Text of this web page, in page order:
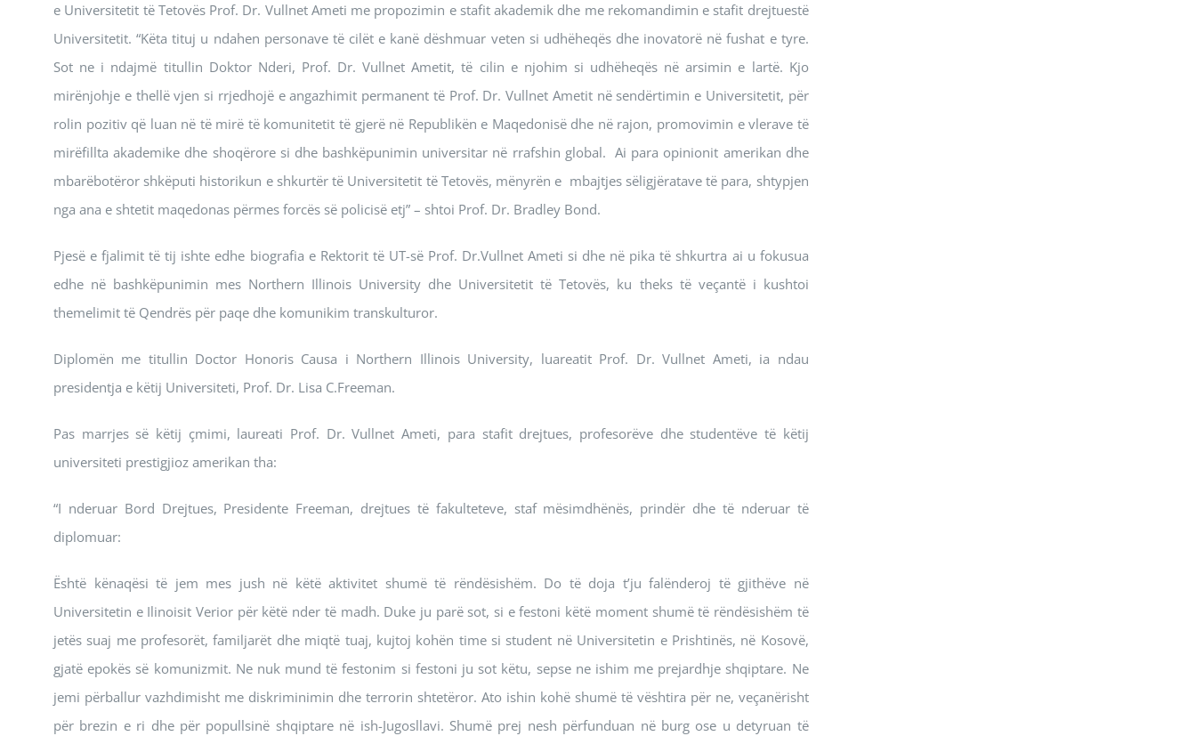
e Universitetit të Tetovës Prof. Dr. Vullnet Ameti me propozimin e stafit akademik dhe me rekomandimin e stafit drejtuestë
Universitetit. “Këta tituj u ndahen personave të cilët e kanë dëshmuar veten si udhëheqës dhe inovatorë në fushat e tyre.
Sot ne i ndajmë titullin Doktor Nderi, Prof. Dr. Vullnet Ametit, të cilin e njohim si udhëheqës në arsimin e lartë. Kjo
mirënjohje e thellë vjen si rrjedhojë e angazhimit permanent të Prof. Dr. Vullnet Ametit në sendërtimin e Universitetit, për
rolin pozitiv që luan në të mirë të komunitetit të gjerë në Republikën e Maqedonisë dhe në rajon, promovimin e vlerave të
mirëfillta akademike dhe shoqërore si dhe bashkëpunimin universitar në rrafshin global. Ai para opinionit amerikan dhe
mbarëbotëror shkëputi historikun e shkurtër të Universitetit të Tetovës, mënyrën e mbajtjes sëligjëratave të para, shtypjen
nga ana e shtetit maqedonas përmes forcës së policisë etj” – shtoi Prof. Dr. Bradley Bond.
Pjesë e fjalimit të tij ishte edhe biografia e Rektorit të UT-së Prof. Dr.Vullnet Ameti si dhe në pika të shkurtra ai u fokusua
edhe në bashkëpunimin mes Northern Illinois University dhe Universitetit të Tetovës, ku theks të veçantë i kushtoi
themelimit të Qendrës për paqe dhe komunikim transkulturor.
Diplomën me titullin Doctor Honoris Causa i Northern Illinois University, luareatit Prof. Dr. Vullnet Ameti, ia ndau
presidentja e këtij Universiteti, Prof. Dr. Lisa C.Freeman.
Pas marrjes së këtij çmimi, laureati Prof. Dr. Vullnet Ameti, para stafit drejtues, profesorëve dhe studentëve të këtij
universiteti prestigjioz amerikan tha:
“I nderuar Bord Drejtues, Presidente Freeman, drejtues të fakulteteve, staf mësimdhënës, prindër dhe të nderuar të
diplomuar:
Është kënaqësi të jem mes jush në këtë aktivitet shumë të rëndësishëm. Do të doja t’ju falënderoj të gjithëve në
Universitetin e Ilinoisit Verior për këtë nder të madh. Duke ju parë sot, si e festoni këtë moment shumë të rëndësishëm të
jetës suaj me profesorët, familjarët dhe miqtë tuaj, kujtoj kohën time si student në Universitetin e Prishtinës, në Kosovë,
gjatë epokës së komunizmit. Ne nuk mund të festonim si festoni ju sot këtu, sepse ne ishim me prejardhje shqiptare. Ne
jemi përballur vazhdimisht me diskriminimin dhe terrorin shtetëror. Ato ishin kohë shumë të vështira për ne, veçanërisht
për brezin e ri dhe për popullsinë shqiptare në ish-Jugosllavi. Shumë prej nesh përfunduan në burg ose u detyruan të